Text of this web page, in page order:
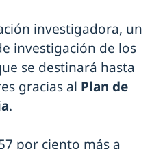
investigadora, un
investigación de los
se destinará hasta
gracias al Plan de
.
por ciento más a